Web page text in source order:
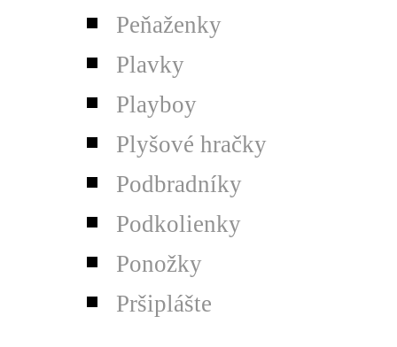
Peňaženky
Plavky
Playboy
Plyšové hračky
Podbradníky
Podkolienky
Ponožky
Pršiplášte